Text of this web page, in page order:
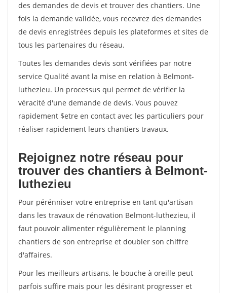
des demandes de devis et trouver des chantiers. Une
fois la demande validée, vous recevrez des demandes
de devis enregistrées depuis les plateformes et sites de
tous les partenaires du réseau.
Toutes les demandes devis sont vérifiées par notre
service Qualité avant la mise en relation à Belmont-
luthezieu. Un processus qui permet de vérifier la
véracité d'une demande de devis. Vous pouvez
rapidement $etre en contact avec les particuliers pour
réaliser rapidement leurs chantiers travaux.
Rejoignez notre réseau pour
trouver des chantiers à Belmont-
luthezieu
Pour pérénniser votre entreprise en tant qu'artisan
dans les travaux de rénovation Belmont-luthezieu, il
faut pouvoir alimenter régulièrement le planning
chantiers de son entreprise et doubler son chiffre
d'affaires.
Pour les meilleurs artisans, le bouche à oreille peut
parfois suffire mais pour les désirant progresser et